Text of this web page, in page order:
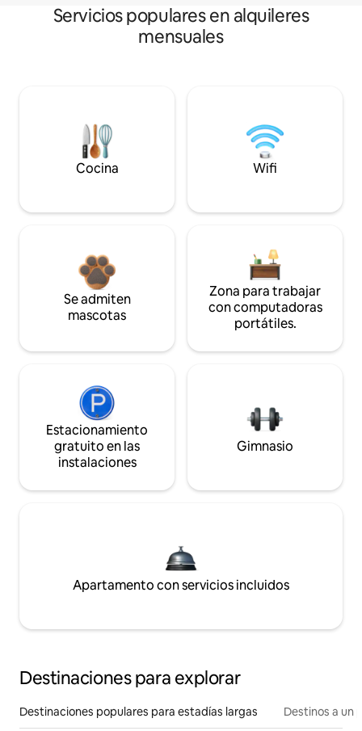
Servicios populares en alquileres
mensuales
Cocina Wifi
Se admiten
mascotas
Zona para trabajar
con computadoras
portátiles.
Estacionamiento
gratuito en las
instalaciones
Gimnasio
Apartamento con servicios incluidos
Destinaciones para explorar
Destinaciones populares para estadías largas Destinos a un